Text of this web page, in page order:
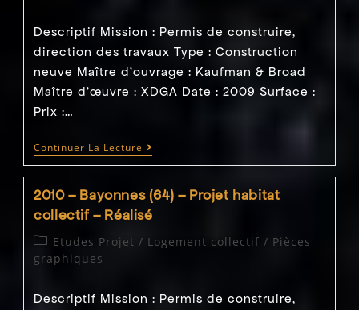
–
Concours
Descriptif Mission : Permis de construire,
direction des travaux Type : Construction
neuve Maître d'ouvrage : Kaufman & Broad
Maître d’œuvre : XDGA Date : 2009 Surface :
Prix :…
Continuer La Lecture 2008
–
(33)
–
Construction
Habitat
Collectif
–
2010 – Bayonnes (64) – Projet habitat
collectif – Réalisé
Post
category:
Etudes Projet / Logement collectif / Pièces
graphiques
Descriptif Mission : Permis de construire,